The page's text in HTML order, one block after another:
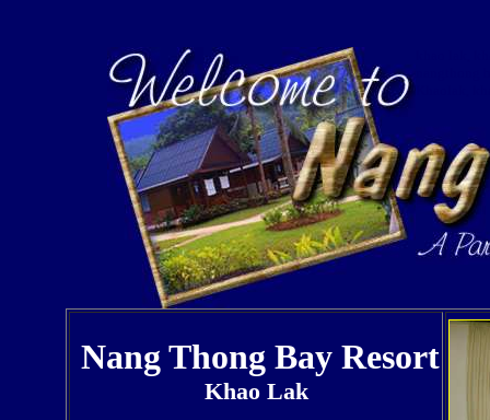
Nang Thong Bay Resort
Khao Lak